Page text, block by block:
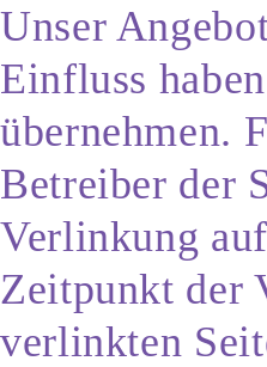
Unser
Einfluss
übernehmen.
Betreiber der
Verlinkung
Zeitpunkt der
verlinkten